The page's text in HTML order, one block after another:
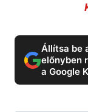
Állítsa be
előnyben
a Google